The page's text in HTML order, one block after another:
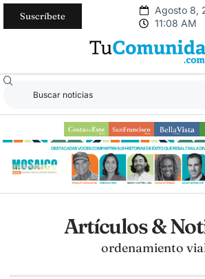
Suscríbete
Agosto 8,
11:08 AM
Artículos &
ordenamiento